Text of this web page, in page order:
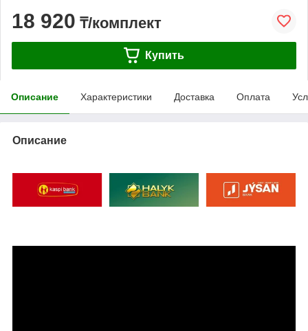
18 920 ₸/комплект
Купить
Описание Характеристики Доставка Оплата
Описание